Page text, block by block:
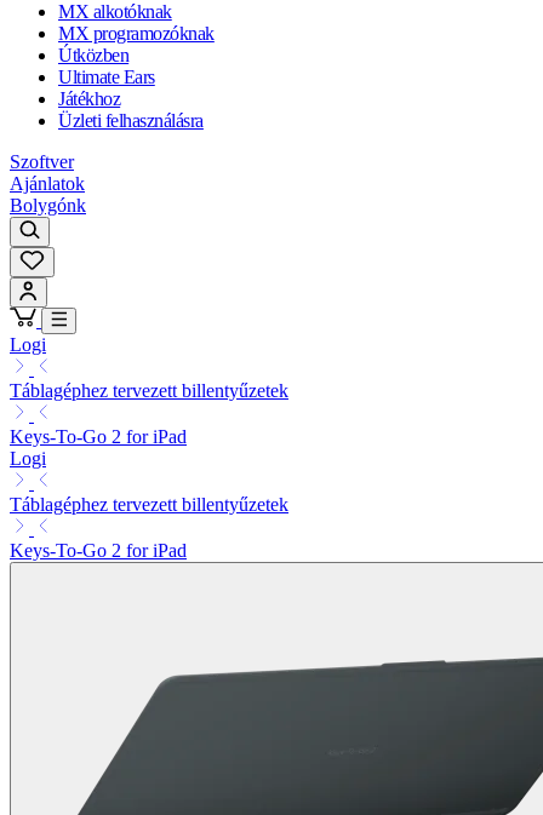
MX alkotóknak
MX programozóknak
Útközben
Ultimate Ears
Játékhoz
Üzleti felhasználásra
Szoftver
Ajánlatok
Bolygónk
Logi
Táblagéphez tervezett billentyűzetek
Keys-To-Go 2 for iPad
Logi
Táblagéphez tervezett billentyűzetek
Keys-To-Go 2 for iPad